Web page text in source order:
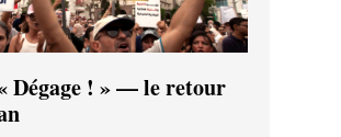
Dégage ! » — le retour